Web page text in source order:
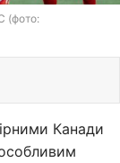
(фото:
Канади